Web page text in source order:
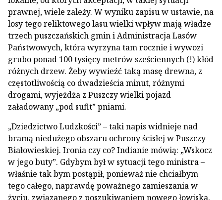
prawnej, wiele zależy. W wyniku zapisu w ustawie, na
losy tego reliktowego lasu wielki wpływ mają władze
trzech puszczańskich gmin i Administracja Lasów
Państwowych, która wyrzyna tam rocznie i wywozi
grubo ponad 100 tysięcy metrów sześciennych (!) kłód
różnych drzew. Żeby wywieźć taką masę drewna, z
częstotliwością co dwadzieścia minut, różnymi
drogami, wyjeżdża z Puszczy wielki pojazd
załadowany „pod sufit” pniami.
„Dziedzictwo Ludzkości” – taki napis widnieje nad
bramą niedużego obszaru ochrony ścisłej w Puszczy
Białowieskiej. Ironia czy co? Indianie mówią: „Wskocz
w jego buty”. Gdybym był w sytuacji tego ministra –
właśnie tak bym postąpił, ponieważ nie chciałbym
tego całego, naprawdę poważnego zamieszania w
życiu, związanego z poszukiwaniem nowego łowiska,